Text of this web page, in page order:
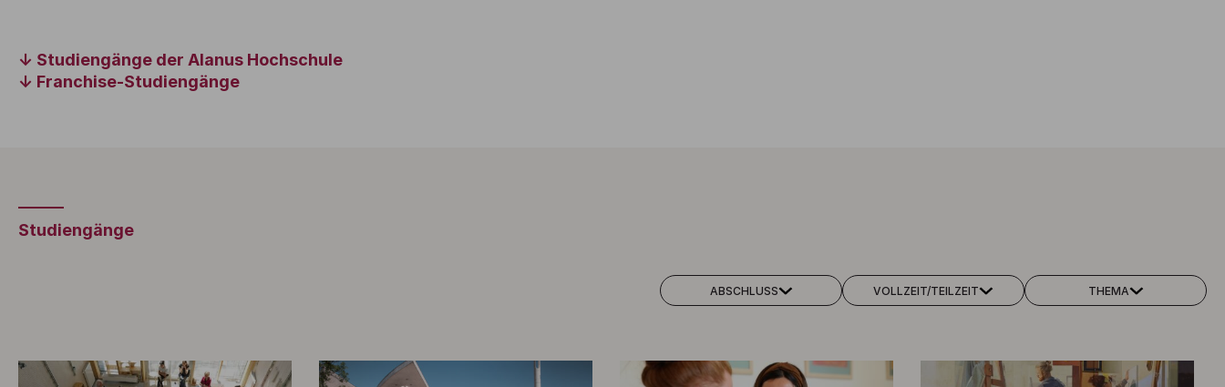
Studiengänge der Alanus Hochschule
Franchise-Studiengänge
Studiengänge
ABSCHLUSS VOLLZEIT/TEILZEIT THEMA